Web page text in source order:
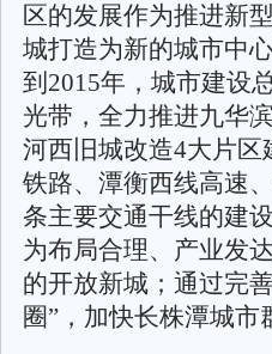
区的发展作为推进新
城打造为新的城市中
到2015年，城市建设
光带，全力推进九华
河西旧城改造4大片
铁路、潭衡西线高速
条主要交通干线的建
为布局合理、产业发
的开放新城；通过完
圈”，加快长株潭城市